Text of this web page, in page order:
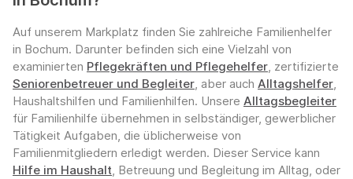
Auf unserem Markplatz finden Sie zahlreiche Familienhelfer
in Bochum. Darunter befinden sich eine Vielzahl von
examinierten Pflegekräften und Pflegehelfer, zertifizierte
Seniorenbetreuer und Begleiter, aber auch Alltagshelfer,
Haushaltshilfen und Familienhilfen. Unsere Alltagsbegleiter
für Familienhilfe übernehmen in selbständiger, gewerblicher
Tätigkeit Aufgaben, die üblicherweise von
Familienmitgliedern erledigt werden. Dieser Service kann
Hilfe im Haushalt, Betreuung und Begleitung im Alltag, oder